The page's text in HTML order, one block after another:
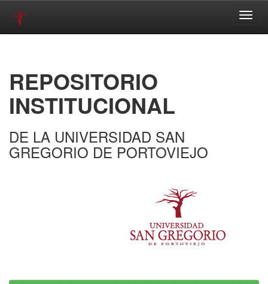
REPOSITORIO
INSTITUCIONAL
DE LA UNIVERSIDAD SAN
GREGORIO DE PORTOVIEJO